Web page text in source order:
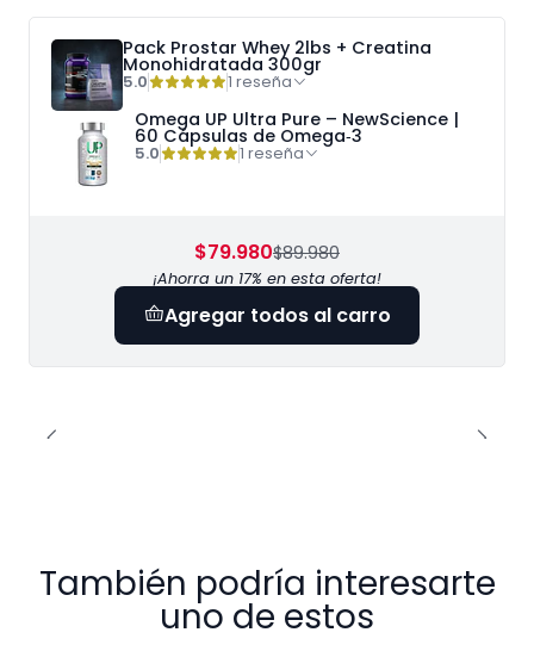
Pack Prostar Whey 2lbs + Creatina
Monohidratada 300gr
5.0 1 reseña
Omega UP Ultra Pure – NewScience |
60 Cápsulas de Omega‑3
5.0 1 reseña
$79.980$89.980
¡Ahorra un 17% en esta oferta!
Agregar todos al carro
También podría interesarte
uno de estos